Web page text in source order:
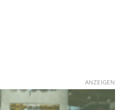
ANZEIGEN